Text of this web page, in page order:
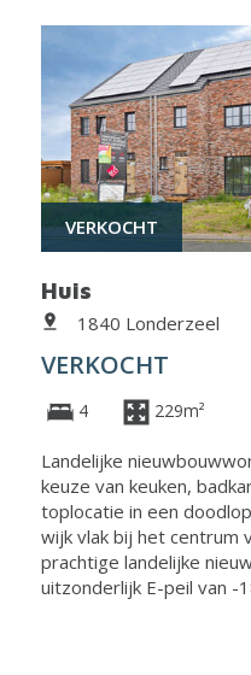
VERKOCHT
Huis
1840 Londerzeel
VERKOCHT
4 229m²
Landelijke
keuze van keuken,
toplocatie in een
wijk vlak bij het centrum
prachtige landelijke
uitzonderlijk E-peil van -